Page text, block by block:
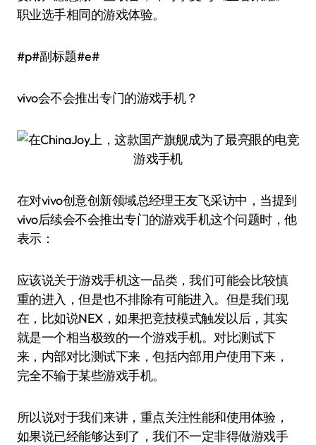
职业选手相同的游戏体验。
#p#副标题#e#
vivo会不会推出专门的游戏手机？
在对vivo创意创新领域总经理王友飞采访中，当提到
vivo后续会不会推出专门的游戏手机这个问题时，他
表示：
应该说关于游戏手机这一品类，我们可能会比较慎
重的进入，但是也不排除有可能进入。但是我们现
在，比如说NEX，如果把竞技模式触发以后，其实
就是一个相当极致的一个游戏手机。对比测试下
来，内部对比测试下来，包括内部用户使用下来，
完全不输于某些游戏手机。
所以说对于我们来讲，重点关注性能和使用体验，
如果说已经能够达到了，我们不一定非得做游戏手